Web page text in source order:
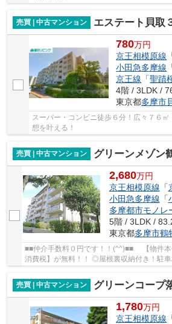
売買 | 中古マンション エステート貝取３ 利便性と自
780万円
京王相模原線
小田急多摩線
京王線 「聖蹟
4階 / 3LDK /
東京都多摩市
スーパー・コンビニ徒歩６分！広々７６
想を叶える！
売買 | 中古マンション グリーンメゾン鶴牧５号棟 複数路線利用可
2,680万円
京王相模原線 「
小田急多摩線 「
多摩都市モノレ
5階 / 3LDK /
東京都多摩市鶴
■■仲介手数料０円です！！(^^)■■ 【物件本
消費税】が無料！！ ◎屋根裏収納付き！駐
売買 | 中古マンション
グリーンコープ落合５号棟 お子様も
1,780万円
京王相模原線